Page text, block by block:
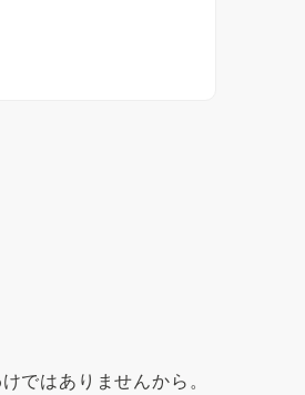
ではありませんから。